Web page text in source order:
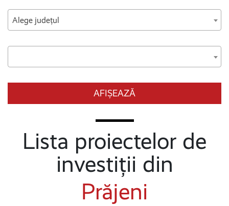
Alege județul
AFIȘEAZĂ
Lista proiectelor de
investiții din
Prăjeni